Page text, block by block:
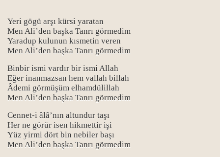
Yeri gögü arşı kürsi yaratan
Men Ali’den başka Tanrı görmedim
Yaradup kulunun kısmetin veren
Men Ali’den başka Tanrı görmedim
Binbir ismi vardır bir ismi Allah
Eğer inanmazsan hem vallah billah
Âdemi görmüşüm elhamdülillah
Men Ali’den başka Tanrı görmedim
Cennet-i âlâ’nın altundur taşı
Her ne görür isen hikmettir işi
Yüz yirmi dört bin nebiler başı
Men Ali’den başka Tanrı görmedim